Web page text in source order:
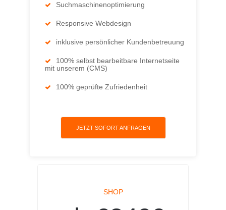
Suchmaschinenoptimierung
Responsive Webdesign
inklusive persönlicher Kundenbetreuung
100% selbst bearbeitbare Internetseite
mit unserem (CMS)
100% geprüfte Zufriedenheit
JETZT SOFORT ANFRAGEN
SHOP